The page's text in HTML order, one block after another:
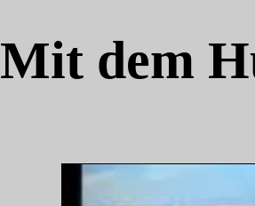
Mit dem